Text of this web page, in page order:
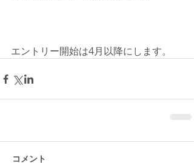
エントリー開始は4月以降にします。
コメント